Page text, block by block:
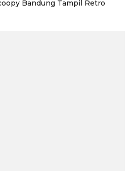
Bandung Tampil Retro